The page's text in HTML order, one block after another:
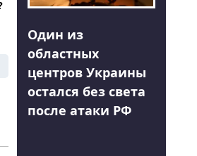
Один из
областных
центров Украины
остался без света
после атаки РФ